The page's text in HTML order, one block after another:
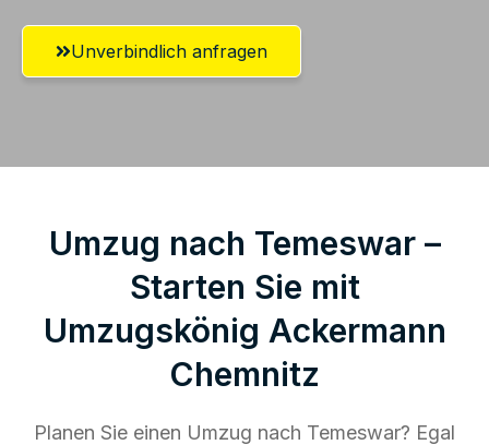
Unverbindlich anfragen
Umzug nach Temeswar –
Starten Sie mit
Umzugskönig Ackermann
Chemnitz
Planen Sie einen Umzug nach Temeswar? Egal